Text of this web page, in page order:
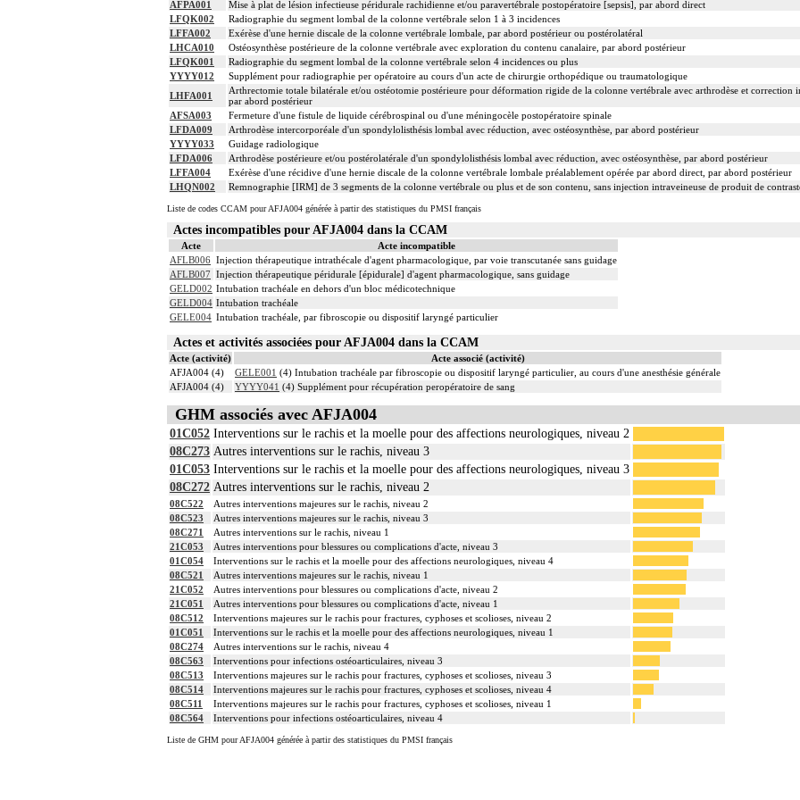
AFPA001
Mise à plat de lésion infectieuse péridurale rachidienne et/ou paravertébrale postopératoire [sepsis], par abord direct
LFQK002
Radiographie du segment lombal de la colonne vertébrale selon 1 à 3 incidences
LFFA002
Exérèse d'une hernie discale de la colonne vertébrale lombale, par abord postérieur ou postérolatéral
LHCA010
Ostéosynthèse postérieure de la colonne vertébrale avec exploration du contenu canalaire, par abord postérieur
LFQK001
Radiographie du segment lombal de la colonne vertébrale selon 4 incidences ou plus
YYYY012
Supplément pour radiographie per opératoire au cours d'un acte de chirurgie orthopédique ou traumatologique
LHFA001
Arthrectomie totale bilatérale et/ou ostéotomie postérieure pour déformation rigide de la colonne vertébrale avec arthrodèse et correction
par abord postérieur
AFSA003
Fermeture d'une fistule de liquide cérébrospinal ou d'une méningocèle postopératoire spinale
LFDA009
Arthrodèse intercorporéale d'un spondylolisthésis lombal avec réduction, avec ostéosynthèse, par abord postérieur
YYYY033
Guidage radiologique
LFDA006
Arthrodèse postérieure et/ou postérolatérale d'un spondylolisthésis lombal avec réduction, avec ostéosynthèse, par abord postérieur
LFFA004
Exérèse d'une récidive d'une hernie discale de la colonne vertébrale lombale préalablement opérée par abord direct, par abord postérieur
LHQN002
Remnographie [IRM] de 3 segments de la colonne vertébrale ou plus et de son contenu, sans injection intraveineuse de produit de
Liste de codes CCAM pour AFJA004 générée à partir des statistiques du PMSI français
Actes incompatibles pour AFJA004 dans la CCAM
Acte
Acte incompatible
AFLB006 Injection thérapeutique intrathécale d'agent pharmacologique, par voie transcutanée sans guidage
AFLB007 Injection thérapeutique péridurale [épidurale] d'agent pharmacologique, sans guidage
GELD002 Intubation trachéale en dehors d'un bloc médicotechnique
GELD004 Intubation trachéale
GELE004 Intubation trachéale, par fibroscopie ou dispositif laryngé particulier
Actes et activités associées pour AFJA004 dans la CCAM
Acte (activité)
Acte associé (activité)
AFJA004 (4)
GELE001 (4) Intubation trachéale par fibroscopie ou dispositif laryngé particulier, au cours d'une anesthésie générale
AFJA004 (4)
YYYY041 (4) Supplément pour récupération peropératoire de sang
GHM associés avec AFJA004
01C052 Interventions sur le rachis et la moelle pour des affections neurologiques, niveau 2
08C273 Autres interventions sur le rachis, niveau 3
01C053 Interventions sur le rachis et la moelle pour des affections neurologiques, niveau 3
08C272 Autres interventions sur le rachis, niveau 2
08C522
Autres interventions majeures sur le rachis, niveau 2
08C523
Autres interventions majeures sur le rachis, niveau 3
08C271
Autres interventions sur le rachis, niveau 1
21C053
Autres interventions pour blessures ou complications d'acte, niveau 3
01C054
Interventions sur le rachis et la moelle pour des affections neurologiques, niveau 4
08C521
Autres interventions majeures sur le rachis, niveau 1
21C052
Autres interventions pour blessures ou complications d'acte, niveau 2
21C051
Autres interventions pour blessures ou complications d'acte, niveau 1
08C512
Interventions majeures sur le rachis pour fractures, cyphoses et scolioses, niveau 2
01C051
Interventions sur le rachis et la moelle pour des affections neurologiques, niveau 1
08C274
Autres interventions sur le rachis, niveau 4
08C563
Interventions pour infections ostéoarticulaires, niveau 3
08C513
Interventions majeures sur le rachis pour fractures, cyphoses et scolioses, niveau 3
08C514
Interventions majeures sur le rachis pour fractures, cyphoses et scolioses, niveau 4
08C511
Interventions majeures sur le rachis pour fractures, cyphoses et scolioses, niveau 1
08C564
Interventions pour infections ostéoarticulaires, niveau 4
Liste de GHM pour AFJA004 générée à partir des statistiques du PMSI français